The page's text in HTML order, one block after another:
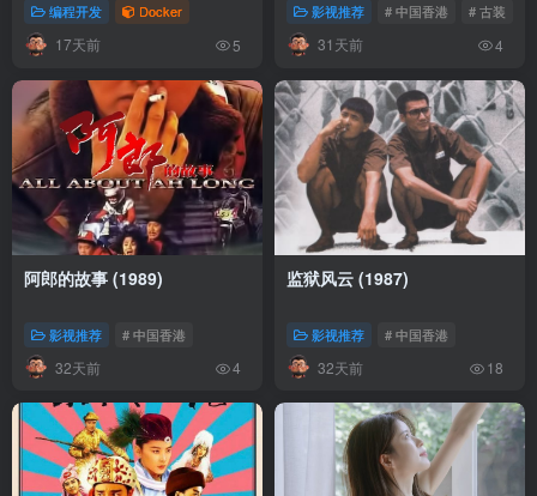
编程开发 Docker
17天前 5
影视推荐 # 中国香港 # 古装
31天前 4
阿郎的故事 (1989)
影视推荐 # 中国香港
32天前 4
监狱风云 (1987)
影视推荐 # 中国香港
32天前 18